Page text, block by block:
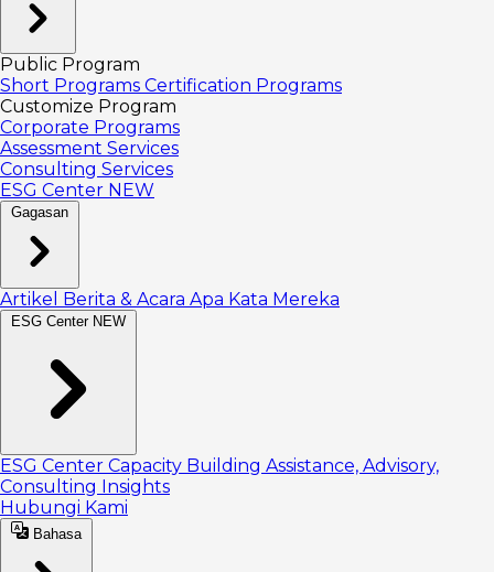
Public Program
Short Programs Certification Programs
Customize Program
Corporate Programs
Assessment Services
Consulting Services
ESG Center NEW
Gagasan
Artikel Berita & Acara Apa Kata Mereka
ESG Center NEW
ESG Center Capacity Building Assistance, Advisory,
Consulting Insights
Hubungi Kami
Bahasa